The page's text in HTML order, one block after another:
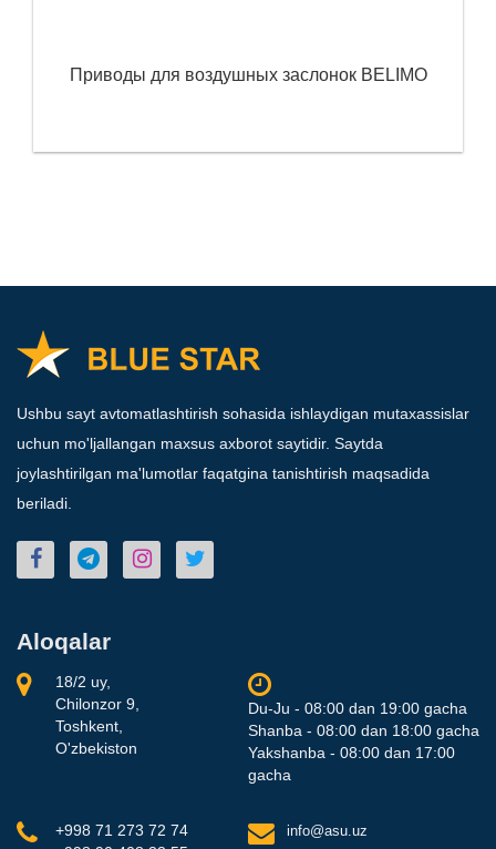
Приводы для воздушных заслонок BELIMO
Ushbu sayt avtomatlashtirish sohasida ishlaydigan mutaxassislar
uchun mo'ljallangan maxsus axborot saytidir. Saytda
joylashtirilgan ma'lumotlar faqatgina tanishtirish maqsadida
beriladi.
Aloqalar
18/2 uy,
Chilonzor 9,
Toshkent,
O'zbekiston
Du-Ju - 08:00 dan 19:00 gacha
Shanba - 08:00 dan 18:00 gacha
Yakshanba - 08:00 dan 17:00
gacha
+998 71 273 72 74
info@asu.uz